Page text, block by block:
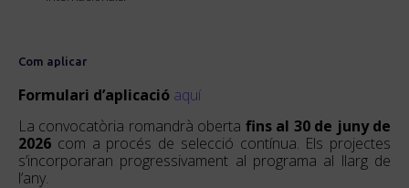
Com aplicar
Formulari d’aplicació aquí
La convocatòria romandrà oberta fins al 30 de juny de
2026 com a procés de selecció contínua. Els projectes
s’incorporaran progressivament al programa al llarg de
l’any.